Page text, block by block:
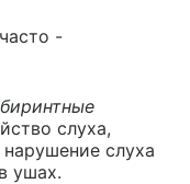
-
слуха,
нарушение слуха
ушах.